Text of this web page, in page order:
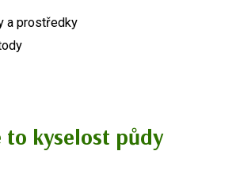
a prostředky
to kyselost půdy